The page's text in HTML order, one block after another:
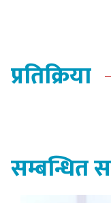
प्रतिक्रिया
सम्बन्धित